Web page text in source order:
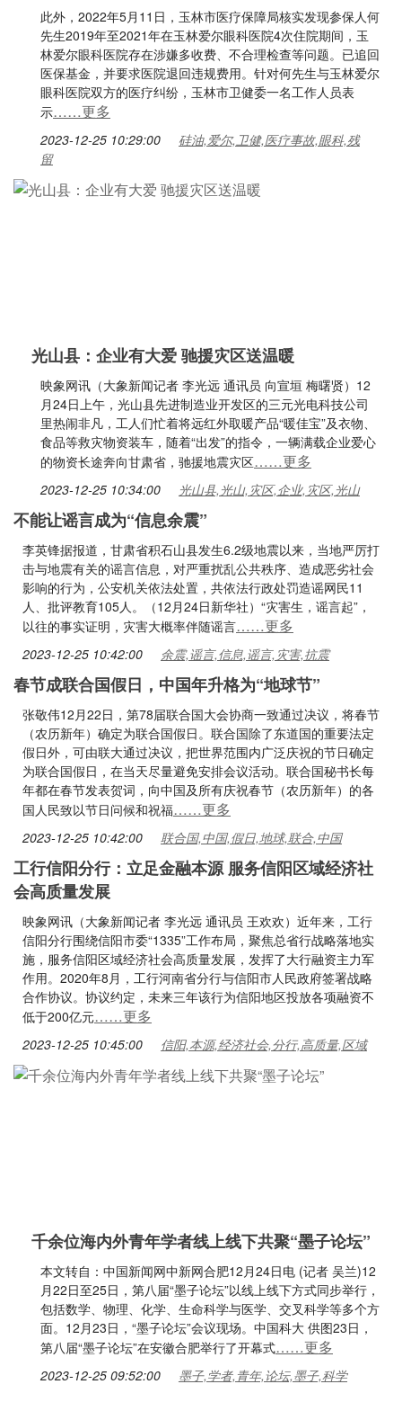
此外，2022年5月11日，玉林市医疗保障局核实发现参保人何
先生2019年至2021年在玉林爱尔眼科医院4次住院期间，玉
林爱尔眼科医院存在涉嫌多收费、不合理检查等问题。已追回
医保基金，并要求医院退回违规费用。针对何先生与玉林爱尔
眼科医院双方的医疗纠纷，玉林市卫健委一名工作人员表
示……更多
2023-12-25 10:29:00
硅油,爱尔,卫健,医疗事故,眼科,残
留
光山县：企业有大爱 驰援灾区送温暖
映象网讯（大象新闻记者 李光远 通讯员 向宣垣 梅曙贤）12
月24日上午，光山县先进制造业开发区的三元光电科技公司
里热闹非凡，工人们忙着将远红外取暖产品“暖佳宝”及衣物、
食品等救灾物资装车，随着“出发”的指令，一辆满载企业爱心
的物资长途奔向甘肃省，驰援地震灾区……更多
2023-12-25 10:34:00 光山县,光山,灾区,企业,灾区,光山
不能让谣言成为“信息余震”
李英锋据报道，甘肃省积石山县发生6.2级地震以来，当地严厉打
击与地震有关的谣言信息，对严重扰乱公共秩序、造成恶劣社会
影响的行为，公安机关依法处置，共依法行政处罚造谣网民11
人、批评教育105人。（12月24日新华社）“灾害生，谣言起”，
以往的事实证明，灾害大概率伴随谣言……更多
2023-12-25 10:42:00 余震,谣言,信息,谣言,灾害,抗震
春节成联合国假日，中国年升格为“地球节”
张敬伟12月22日，第78届联合国大会协商一致通过决议，将春节
（农历新年）确定为联合国假日。联合国除了东道国的重要法定
假日外，可由联大通过决议，把世界范围内广泛庆祝的节日确定
为联合国假日，在当天尽量避免安排会议活动。联合国秘书长每
年都在春节发表贺词，向中国及所有庆祝春节（农历新年）的各
国人民致以节日问候和祝福……更多
2023-12-25 10:42:00 联合国,中国,假日,地球,联合,中国
工行信阳分行：立足金融本源 服务信阳区域经济社
会高质量发展
映象网讯（大象新闻记者 李光远 通讯员 王欢欢）近年来，工行
信阳分行围绕信阳市委“1335”工作布局，聚焦总省行战略落地实
施，服务信阳区域经济社会高质量发展，发挥了大行融资主力军
作用。2020年8月，工行河南省分行与信阳市人民政府签署战略
合作协议。协议约定，未来三年该行为信阳地区投放各项融资不
低于200亿元……更多
2023-12-25 10:45:00 信阳,本源,经济社会,分行,高质量,区域
千余位海内外青年学者线上线下共聚“墨子论坛”
本文转自：中国新闻网中新网合肥12月24日电 (记者 吴兰)12
月22日至25日，第八届“墨子论坛”以线上线下方式同步举行，
包括数学、物理、化学、生命科学与医学、交叉科学等多个方
面。12月23日，“墨子论坛”会议现场。中国科大 供图23日，
第八届“墨子论坛”在安徽合肥举行了开幕式……更多
2023-12-25 09:52:00 墨子,学者,青年,论坛,墨子,科学